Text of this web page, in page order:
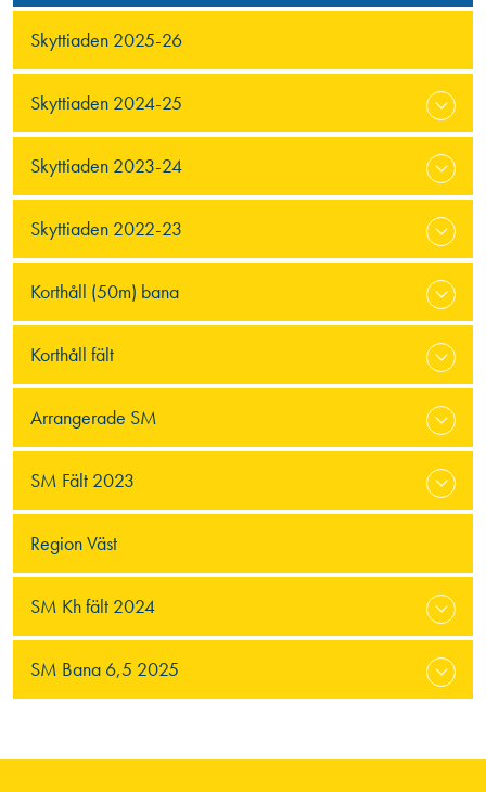
Skyttiaden 2025-26
Skyttiaden 2024-25
Skyttiaden 2023-24
Skyttiaden 2022-23
Korthåll (50m) bana
Korthåll fält
Arrangerade SM
SM Fält 2023
Region Väst
SM Kh fält 2024
SM Bana 6,5 2025